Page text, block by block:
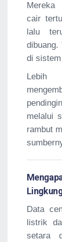
Mereka
cair
lalu
dibuang.
di
melalui
rambut
Data
listrik
setara